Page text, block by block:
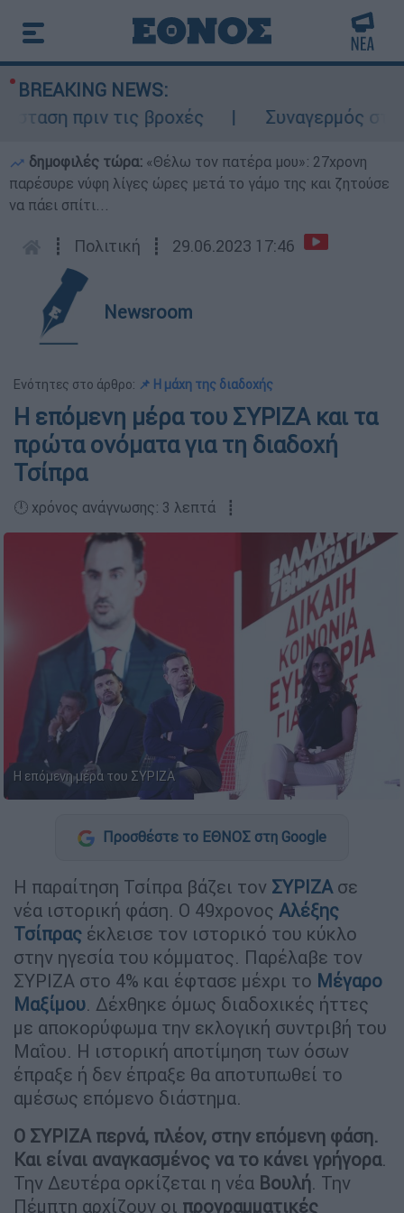
BREAKING NEWS:
πριν τις βροχές
Συναγερμός στον
δημοφιλές τώρα: «Θέλω τον πατέρα μου»: 27χρονη
παρέσυρε νύφη λίγες ώρες μετά το γάμο της και ζητούσε
να πάει σπίτι...
┋ Πολιτική ┋ 29.06.2023 17:46
Newsroom
Ενότητες στο άρθρο: 📌 Η μάχη της διαδοχής
Η επόμενη μέρα του ΣΥΡΙΖΑ και τα
πρώτα ονόματα για τη διαδοχή
Τσίπρα
🕛 χρόνος ανάγνωσης: 3 λεπτά ┋
Η επόμενη μέρα του ΣΥΡΙΖΑ
Προσθέστε το ΕΘΝΟΣ στη Google
Η παραίτηση Τσίπρα βάζει τον ΣΥΡΙΖΑ σε
νέα ιστορική φάση. Ο 49χρονος Αλέξης
Τσίπρας έκλεισε τον ιστορικό του κύκλο
στην ηγεσία του κόμματος. Παρέλαβε τον
ΣΥΡΙΖΑ στο 4% και έφτασε μέχρι το Μέγαρο
Μαξίμου. Δέχθηκε όμως διαδοχικές ήττες
με αποκορύφωμα την εκλογική συντριβή του
Μαΐου. Η ιστορική αποτίμηση των όσων
έπραξε ή δεν έπραξε θα αποτυπωθεί το
αμέσως επόμενο διάστημα.
Ο ΣΥΡΙΖΑ περνά, πλέον, στην επόμενη φάση.
Και είναι αναγκασμένος να το κάνει γρήγορα.
Την Δευτέρα ορκίζεται η νέα Βουλή. Την
Πέμπτη αρχίζουν οι προγραμματικές